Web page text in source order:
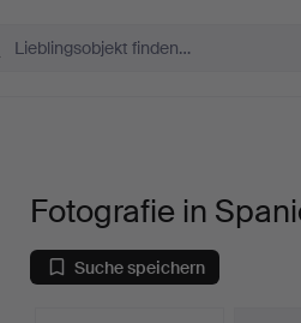
Fotografie in
Suche speichern